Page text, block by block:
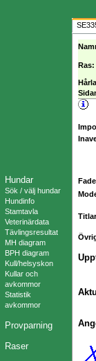
Hundar
Sök / välj hundar
Hundinfo
Stamtavla
Veterinärdata
Tävlingsresultat
MH diagram
BPH diagram
Kull/helsyskon
Kullar och
avkommor
Statistik
avkommor
Provparning
Raser
Ras: